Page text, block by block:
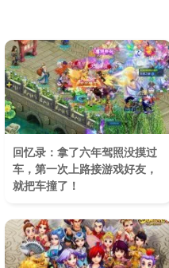
回忆录：拿了六年驾照没摸过
车，第一次上路接游戏好友，
就把车撞了！